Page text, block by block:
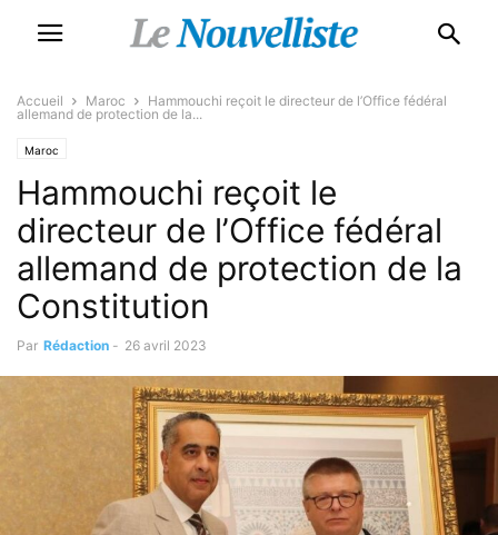
Accueil Maroc
Hammouchi reçoit le directeur de l’Office fédéral
allemand de protection de la...
Maroc
Hammouchi reçoit le
directeur de l’Office fédéral
allemand de protection de la
Constitution
Par Rédaction - 26 avril 2023